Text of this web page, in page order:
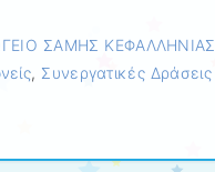
ΣΑΜΗΣ ΚΕΦΑΛΛΗΝΙΑΣ
, Συνεργατικές Δράσεις